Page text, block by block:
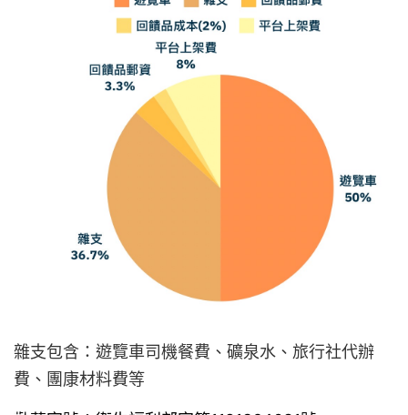
雜支包含：遊覽車司機餐費、礦泉水、旅行社代辦
費、團康材料費等